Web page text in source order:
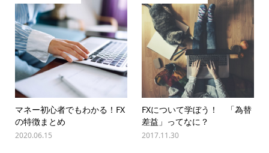
マネー初心者でもわかる！FX
の特徴まとめ
2020.06.15
FXについて学ぼう！ 「為替
差益」ってなに？
2017.11.30